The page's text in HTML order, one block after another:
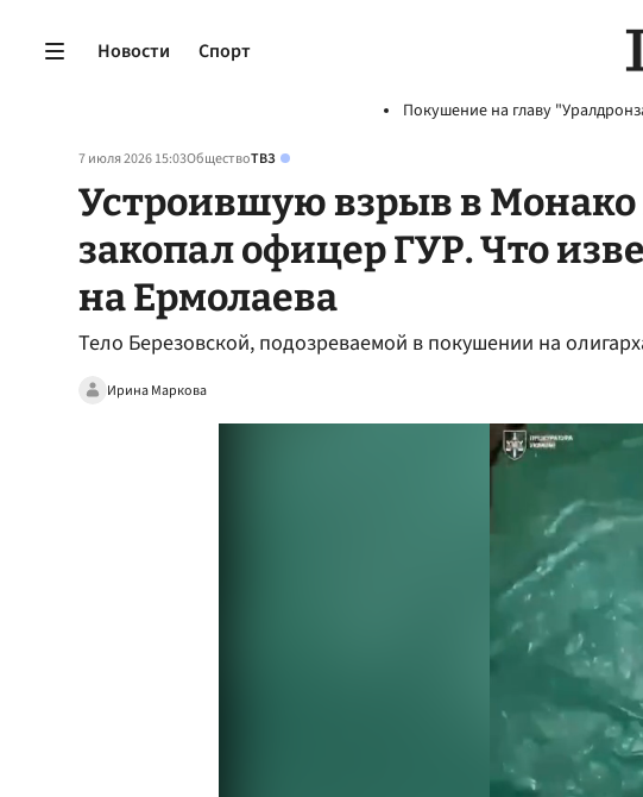
Новости Спорт
Покушение на главу
7 июля 2026 15:03ОбществоТВЗ
Устроившую взрыв в Монако
закопал офицер ГУР. Что
на Ермолаева
Тело Березовской, подозреваемой в покушении на
Ирина Маркова